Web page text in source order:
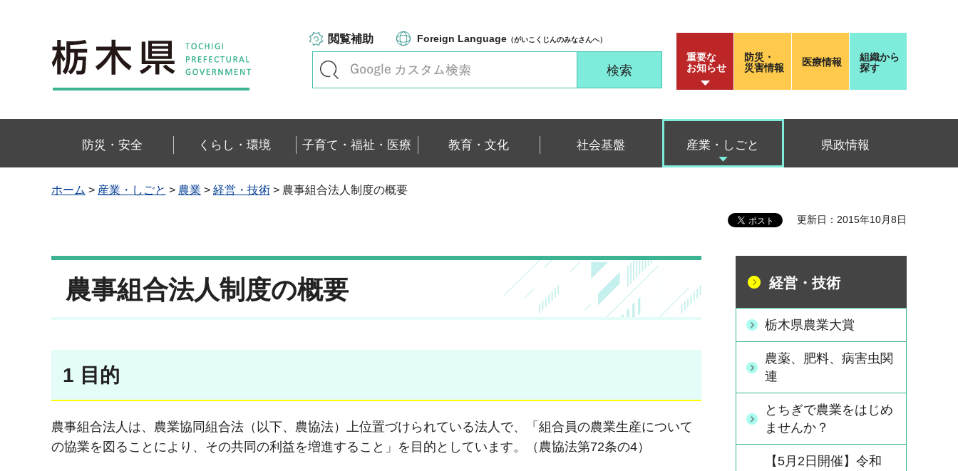
栃木県
閲覧補助 Foreign Language （がいこくじんのみなさんへ）
重要な
お知らせ
防災・
災害情報
医療情報
組織から
探す
防災・安全 くらし・環境 子育て・福祉・医療 教育・文化 社会基盤 産業・しごと 県政情報
ホーム > 産業・しごと > 農業 > 経営・技術 > 農事組合法人制度の概要
更新日：2015年10月8日
農事組合法人制度の概要
1 目的
農事組合法人は、農業協同組合法（以下、農協法）上位置づけられている法人で、「組合員の農業生産について
の協業を図ることにより、その共同の利益を増進すること」を目的としています。（農協法第72条の4）
経営・技術
栃木県農業大賞
農薬、肥料、病害虫関
連
とちぎで農業をはじめ
ませんか？
【5月2日開催】令和